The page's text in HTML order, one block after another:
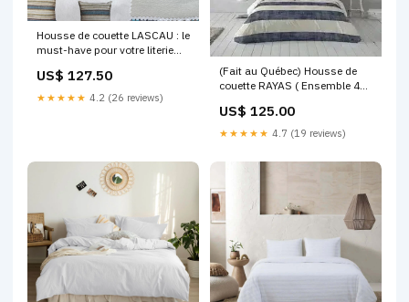
Housse de couette LASCAU : le
must-have pour votre literie
2 cache oreillers ( 20'' x 28'')
US$ 127.50
★★★★★ 4.2 (26 reviews)
(Fait au Québec) Housse de
couette RAYAS ( Ensemble 4
autopostr_pinterest_76134
US$ 125.00
★★★★★ 4.7 (19 reviews)